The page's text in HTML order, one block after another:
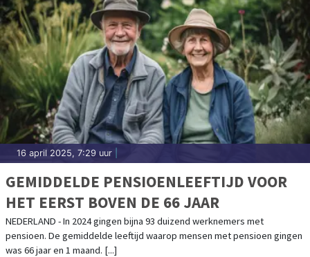
16 april 2025, 7:29 uur
GEMIDDELDE PENSIOENLEEFTIJD VOOR
HET EERST BOVEN DE 66 JAAR
NEDERLAND - In 2024 gingen bijna 93 duizend werknemers met
pensioen. De gemiddelde leeftijd waarop mensen met pensioen gingen
was 66 jaar en 1 maand. [...]